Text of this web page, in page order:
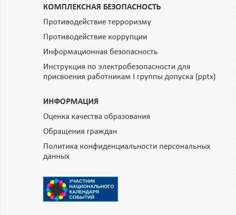
КОМПЛЕКСНАЯ БЕЗОПАСНОСТЬ
Противодействие терроризму
Противодействие коррупции
Информационная безопасность
Инструкция по электробезопасности для
присвоения работникам I группы допуска (pptx)
ИНФОРМАЦИЯ
Оценка качества образования
Обращения граждан
Политика конфиденциальности персональных
данных